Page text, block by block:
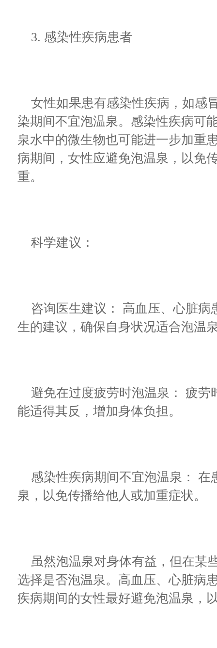
3. 感染性疾病患者
女性如果患有感染性疾病，如感
染期间不宜泡温泉。感染性疾病可
泉水中的微生物也可能进一步加重
病期间，女性应避免泡温泉，以免
重。
科学建议：
咨询医生建议： 高血压、心脏病
生的建议，确保自身状况适合泡温
避免在过度疲劳时泡温泉： 疲劳
能适得其反，增加身体负担。
感染性疾病期间不宜泡温泉： 在
泉，以免传播给他人或加重症状。
虽然泡温泉对身体有益，但在某
选择是否泡温泉。高血压、心脏病
疾病期间的女性最好避免泡温泉，